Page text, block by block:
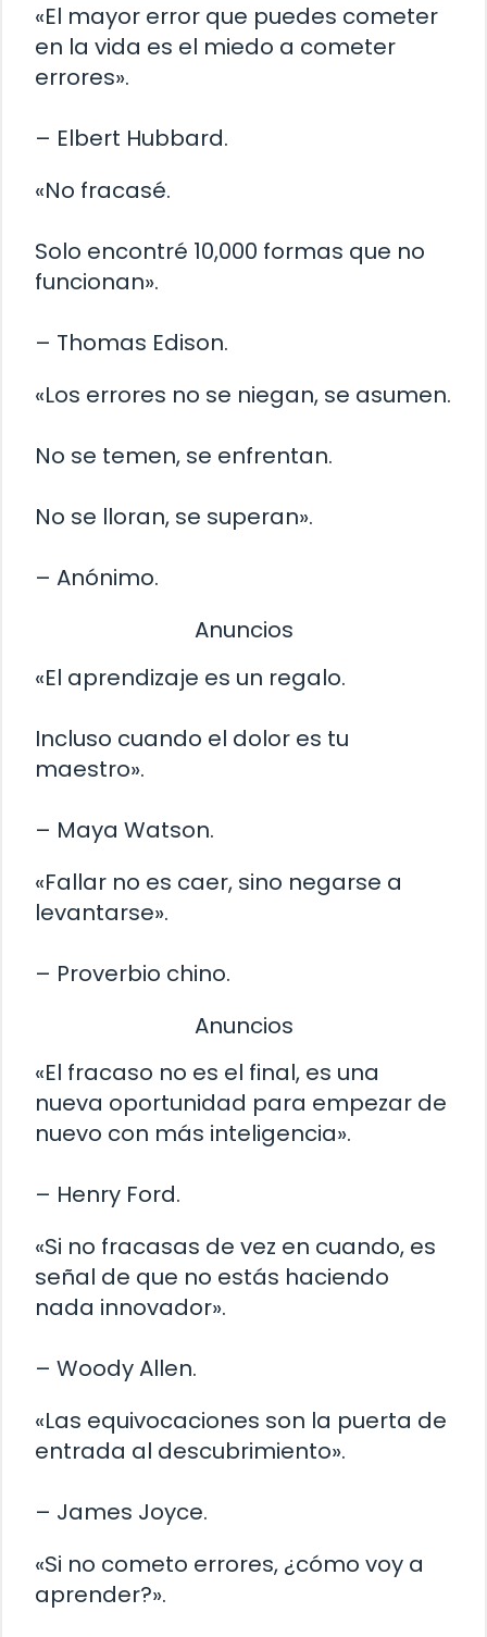
«El mayor error que puedes cometer
en la vida es el miedo a cometer
errores».
– Elbert Hubbard.
«No fracasé.
Solo encontré 10,000 formas que no
funcionan».
– Thomas Edison.
«Los errores no se niegan, se asumen.
No se temen, se enfrentan.
No se lloran, se superan».
– Anónimo.
Anuncios
«El aprendizaje es un regalo.
Incluso cuando el dolor es tu
maestro».
– Maya Watson.
«Fallar no es caer, sino negarse a
levantarse».
– Proverbio chino.
Anuncios
«El fracaso no es el final, es una
nueva oportunidad para empezar de
nuevo con más inteligencia».
– Henry Ford.
«Si no fracasas de vez en cuando, es
señal de que no estás haciendo
nada innovador».
– Woody Allen.
«Las equivocaciones son la puerta de
entrada al descubrimiento».
– James Joyce.
«Si no cometo errores, ¿cómo voy a
aprender?».